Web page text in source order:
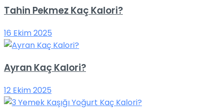
Tahin Pekmez Kaç Kalori?
16 Ekim 2025
Ayran Kaç Kalori?
12 Ekim 2025